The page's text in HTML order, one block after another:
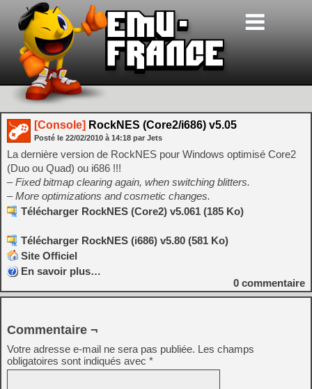
[Console] RockNES (Core2/i686) v5.05
Posté le 22/02/2010 à 14:18 par Jets
La dernière version de RockNES pour Windows optimisé Core2
(Duo ou Quad) ou i686 !!!
– Fixed bitmap clearing again, when switching blitters.
– More optimizations and cosmetic changes.
Télécharger RockNES (Core2) v5.061 (185 Ko)
Télécharger RockNES (i686) v5.80 (581 Ko)
Site Officiel
En savoir plus…
0 commentaire
Commentaire ¬
Votre adresse e-mail ne sera pas publiée. Les champs
obligatoires sont indiqués avec *